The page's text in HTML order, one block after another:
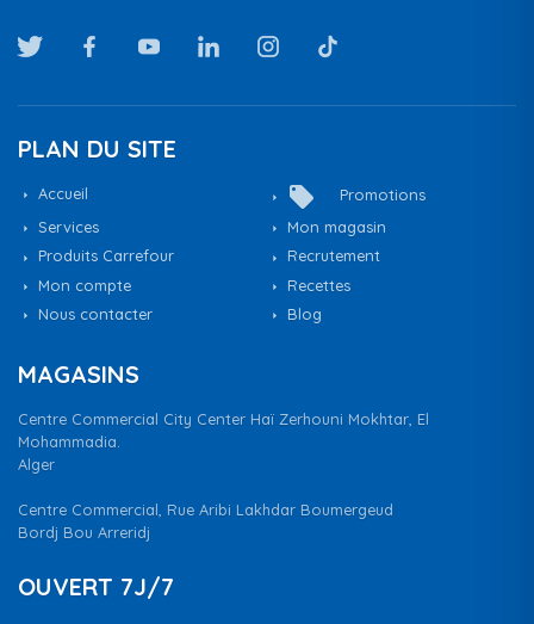
PLAN DU SITE
Accueil local_offer
Promotions
Services
Mon magasin
Produits Carrefour
Recrutement
Mon compte
Recettes
Nous contacter
Blog
MAGASINS
Centre Commercial City Center Haï Zerhouni Mokhtar, El
Mohammadia.
Alger
Centre Commercial, Rue Aribi Lakhdar Boumergeud
Bordj Bou Arreridj
OUVERT 7J/7